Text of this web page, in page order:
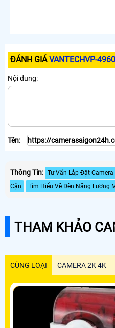
ĐÁNH GIÁVANTECHVP-
Nội dung:
Tên:
Thông Tin: Tư Vấn Lắp Đặt
Cận
Tìm Hiểu Về Đèn Năng Lượng
THAM KHẢO
CÙNG LOẠI CAMERA 2K 4K